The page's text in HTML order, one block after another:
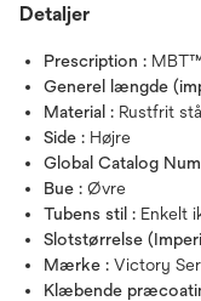
Detaljer
Prescription :
Generel længde
Material : Rustfrit stål
Side : Højre
Global Catalog
Bue : Øvre
Tubens stil : Enkelt
Slotstørrelse
Mærke : Victory
Klæbende